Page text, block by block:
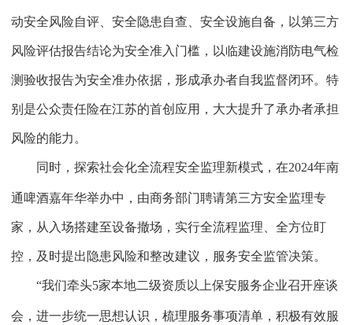
动安全风险自评、安全隐患自查、安全设施自备，以第三方
风险评估报告结论为安全准入门槛，以临建设施消防电气检
测验收报告为安全准办依据，形成承办者自我监督闭环。特
别是公众责任险在江苏的首创应用，大大提升了承办者承担
风险的能力。
同时，探索社会化全流程安全监理新模式，在2024年南
通啤酒嘉年华举办中，由商务部门聘请第三方安全监理专
家，从入场搭建至设备撤场，实行全流程监理、全方位盯
控，及时提出隐患风险和整改建议，服务安全监管决策。
“我们牵头5家本地二级资质以上保安服务企业召开座谈
会，进一步统一思想认识，梳理服务事项清单，积极有效服